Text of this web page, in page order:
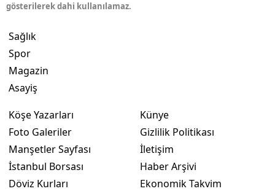
gösterilerek dahi kullanılamaz.
Sağlık
Spor
Magazin
Asayiş
Köşe Yazarları
Foto Galeriler
Manşetler Sayfası
İstanbul Borsası
Döviz Kurları
Künye
Gizlilik Politikası
İletişim
Haber Arşivi
Ekonomik Takvim